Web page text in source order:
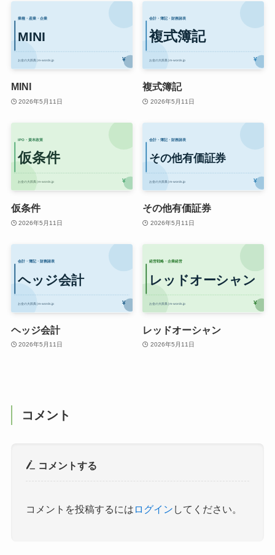
MINI
2026年5月11日
複式簿記
2026年5月11日
仮条件
2026年5月11日
その他有価証券
2026年5月11日
ヘッジ会計
2026年5月11日
レッドオーシャン
2026年5月11日
コメント
コメントする
コメントを投稿するには ログイン してください。